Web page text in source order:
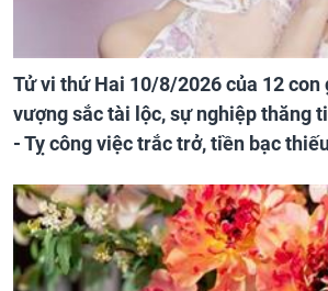
Tử vi thứ Hai 10/8/2026 của 12 con
vượng sắc tài lộc, sự nghiệp thăng
- Tỵ công việc trắc trở, tiền bạc